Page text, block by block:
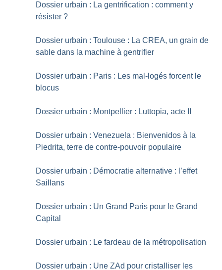
Dossier urbain : La gentrification : comment y
résister ?
Dossier urbain : Toulouse : La CREA, un grain de
sable dans la machine à gentrifier
Dossier urbain : Paris : Les mal-logés forcent le
blocus
Dossier urbain : Montpellier : Luttopia, acte II
Dossier urbain : Venezuela : Bienvenidos à la
Piedrita, terre de contre-pouvoir populaire
Dossier urbain : Démocratie alternative : l’effet
Saillans
Dossier urbain : Un Grand Paris pour le Grand
Capital
Dossier urbain : Le fardeau de la métropolisation
Dossier urbain : Une ZAd pour cristalliser les